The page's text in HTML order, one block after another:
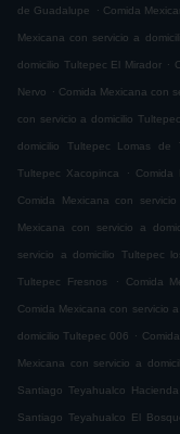
de Guadalupe . Comida
Mexicana con servicio a
domicilio Tultepec El Mirador .
Nervo . Comida Mexicana con
con servicio a domicilio
domicilio Tultepec Lomas de
Tultepec Xacopinca . Comida
Comida Mexicana con
Mexicana con servicio a
servicio a domicilio Tultepec
Tultepec Fresnos . Comida
Comida Mexicana con servicio
domicilio Tultepec 006 .
Mexicana con servicio a
Santiago Teyahualco
Santiago Teyahualco El